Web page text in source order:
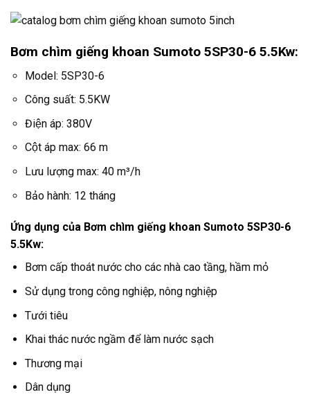
Bơm chìm giếng khoan Sumoto 5SP30-6 5.5Kw:
Model: 5SP30-6
Công suất: 5.5KW
Điện áp: 380V
Cột áp max: 66 m
Lưu lượng max: 40 m³/h
Bảo hành: 12 tháng
Ứng dụng của Bơm chìm giếng khoan Sumoto 5SP30-6
5.5Kw:
Bơm cấp thoát nước cho các nhà cao tầng, hầm mỏ
Sử dụng trong công nghiệp, nông nghiệp
Tưới tiêu
Khai thác nước ngầm để làm nước sạch
Thương mại
Dân dụng